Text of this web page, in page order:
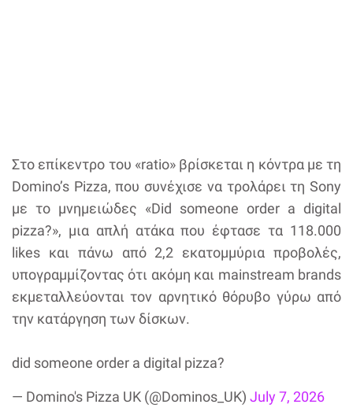
Στο επίκεντρο του «ratio» βρίσκεται η κόντρα με τη
Domino’s Pizza, που συνέχισε να τρολάρει τη Sony
με το μνημειώδες «Did someone order a digital
pizza?», μια απλή ατάκα που έφτασε τα 118.000
likes και πάνω από 2,2 εκατομμύρια προβολές,
υπογραμμίζοντας ότι ακόμη και mainstream brands
εκμεταλλεύονται τον αρνητικό θόρυβο γύρω από
την κατάργηση των δίσκων.
did someone order a digital pizza?
— Domino's Pizza UK (@Dominos_UK) July 7, 2026